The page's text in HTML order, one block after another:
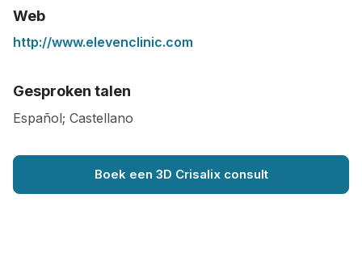
Web
http://www.elevenclinic.com
Gesproken talen
Español; Castellano
Boek een 3D Crisalix consult